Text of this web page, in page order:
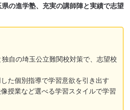
の進学塾、充実の講師陣と実績で志望
自の埼玉公立難関校対策で、志望校
た個別指導で学習意欲を引き出す
授業など選べる学習スタイルで学習